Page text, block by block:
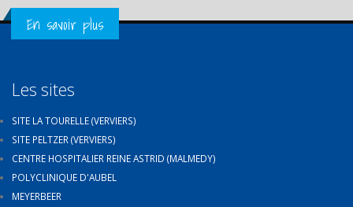
Get in Touch
En savoir plus
Les sites
SITE LA TOURELLE (VERVIERS)
SITE PELTZER (VERVIERS)
CENTRE HOSPITALIER REINE ASTRID (MALMEDY)
POLYCLINIQUE D'AUBEL
MEYERBEER